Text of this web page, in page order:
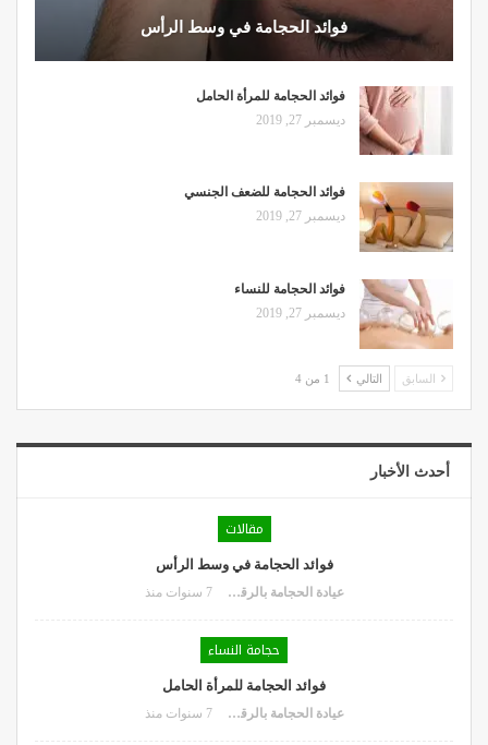
فوائد الحجامة في وسط الرأس
فوائد الحجامة للمرأة الحامل
ديسمبر 27, 2019
فوائد الحجامة للضعف الجنسي
ديسمبر 27, 2019
فوائد الحجامة للنساء
ديسمبر 27, 2019
السابق التالي 1 من 4
أحدث الأخبار
مقالات
فوائد الحجامة في وسط الرأس
عيادة الحجامة بالرقعي 7 سنوات منذ
حجامة النساء
فوائد الحجامة للمرأة الحامل
عيادة الحجامة بالرقعي 7 سنوات منذ